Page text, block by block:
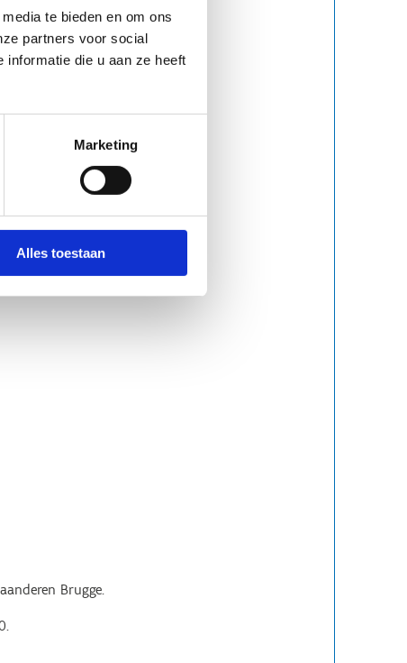
te bieden en om ons
partners voor social
informatie die u aan ze heeft
Marketing
Alles toestaan
Brugge.